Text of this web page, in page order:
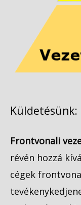
Küldetésünk:
Frontvonali
révén hozzá
cégek